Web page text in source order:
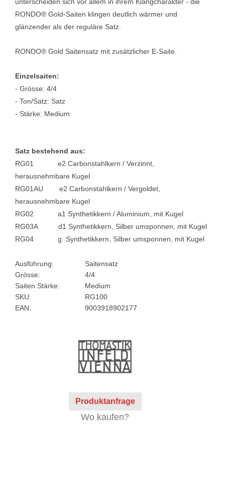
RONDO® Gold-Saiten klingen deutlich wärmer und
glänzender als der reguläre Satz.
RONDO® Gold Saitensatz mit zusätzlicher E-Saite.
Einzelsaiten:
- Grösse: 4/4
- Ton/Satz: Satz
- Stärke: Medium
Satz bestehend aus:
RG01 e2 Carbonstahlkern / Verzinnt,
herausnehmbare Kugel
RG01AU e2 Carbonstahlkern / Vergoldet,
herausnehmbare Kugel
RG02 a1 Synthetikkern / Aluminium, mit Kugel
RG03A d1 Synthetikkern, Silber umsponnen, mit Kugel
RG04 g Synthetikkern, Silber umsponnen, mit Kugel
Ausführung:
Saitensatz
Grösse:
4/4
Saiten Stärke:
Medium
SKU:
RG100
EAN:
9003918902177
Produktanfrage
Wo kaufen?